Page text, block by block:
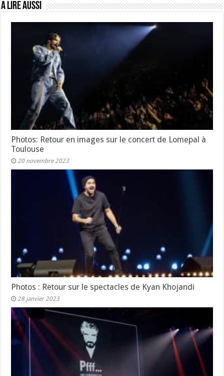
A lire aussi
Photos: Retour en images sur le concert de Lomepal à
Toulouse
20 novembre 2023
Photos : Retour sur le spectacles de Kyan Khojandi
28 janvier 2023